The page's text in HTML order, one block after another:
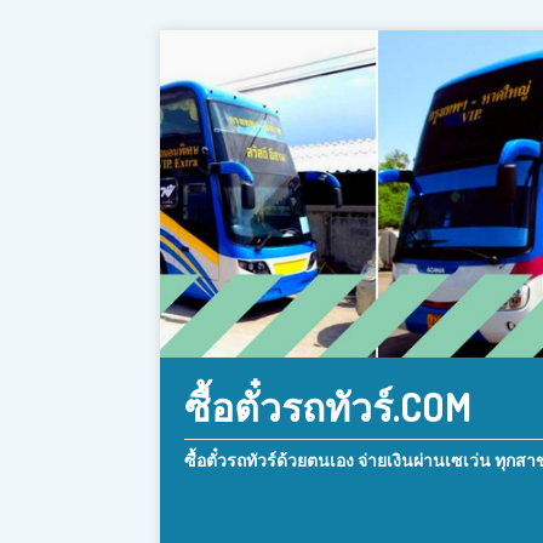
ซื้อตั๋วรถทัวร์.COM
ซื้อตั๋วรถทัวร์ด้วยตนเอง จ่ายเงินผ่านเซเว่น ทุกสา